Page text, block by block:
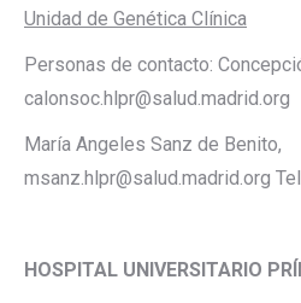
Unidad de Genética Clínica
Personas de contacto:
calonsoc.hlpr@salud.madrid.org
María Angeles Sanz de Benito,
msanz.hlpr@salud.madrid.org
HOSPITAL UNIVERSITARIO